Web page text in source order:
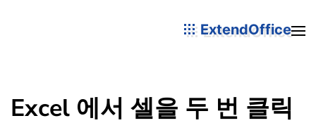
ExtendOffice
Excel 에서 셀을 두 번 클릭